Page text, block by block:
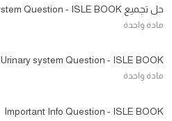
حل تجميع Nervous System Question - ISLE BOOK
مادة واحدة
Urinary system Question - ISLE BOOK
مادة واحدة
Important Info Question - ISLE BOOK